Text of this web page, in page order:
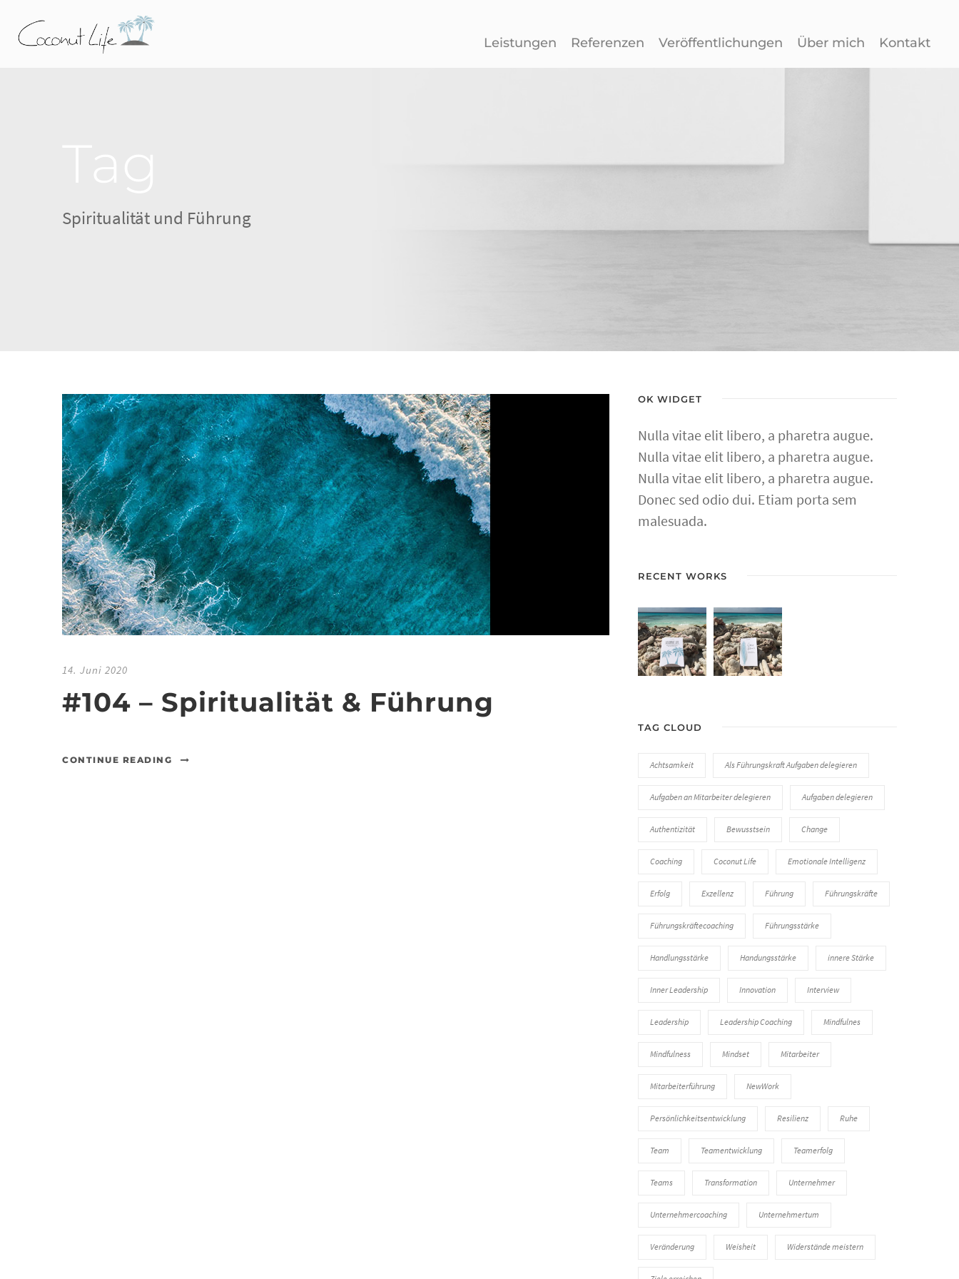
Leistungen Referenzen Veröffentlichungen Über mich Kontakt
Spiritualität und Führung
14. Juni 2020
#104 – Spiritualität & Führung
CONTINUE READING
OK WIDGET
Nulla vitae elit libero, a pharetra augue.
Nulla vitae elit libero, a pharetra augue.
Nulla vitae elit libero, a pharetra augue.
Donec sed odio dui. Etiam porta sem
malesuada.
RECENT WORKS
TAG CLOUD
Achtsamkeit Als Führungskraft Aufgaben delegieren
Aufgaben an Mitarbeiter delegieren Aufgaben delegieren
Authentizität Bewusstsein Change
Coaching Coconut Life Emotionale Intelligenz
Erfolg Exzellenz Führung Führungskräfte
Führungskräftecoaching Führungsstärke
Handlungsstärke Handungsstärke innere Stärke
Inner Leadership Innovation Interview
Leadership Leadership Coaching Mindfulnes
Mindfulness Mindset Mitarbeiter
Mitarbeiterführung NewWork
Persönlichkeitsentwicklung Resilienz Ruhe
Team Teamentwicklung Teamerfolg
Teams Transformation Unternehmer
Unternehmercoaching Unternehmertum
Veränderung Weisheit Widerstände meistern